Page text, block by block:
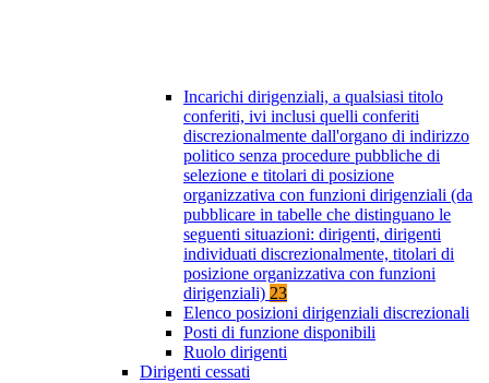
Incarichi dirigenziali, a qualsiasi titolo
conferiti, ivi inclusi quelli conferiti
discrezionalmente dall'organo di indirizzo
politico senza procedure pubbliche di
selezione e titolari di posizione
organizzativa con funzioni dirigenziali (da
pubblicare in tabelle che distinguano le
seguenti situazioni: dirigenti, dirigenti
individuati discrezionalmente, titolari di
posizione organizzativa con funzioni
dirigenziali) 23
Elenco posizioni dirigenziali discrezionali
Posti di funzione disponibili
Ruolo dirigenti
Dirigenti cessati